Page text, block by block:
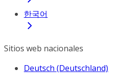
한국어
Sitios web nacionales
Deutsch (Deutschland)